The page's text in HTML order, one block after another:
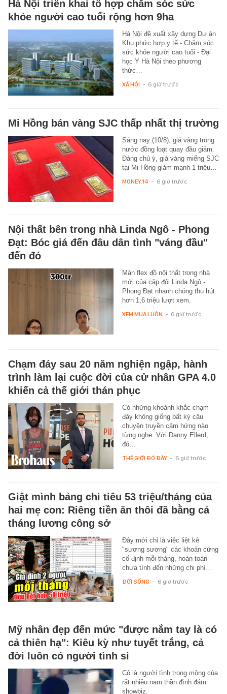
Hà Nội triển khai tổ hợp chăm sóc sức
khỏe người cao tuổi rộng hơn 9ha
Hà Nội đề xuất xây dựng Dự án
Khu phức hợp y tế - Chăm sóc
sức khỏe người cao tuổi - Đại
học Y Hà Nội theo phương
thức…
XÃ HỘI - 6 giờ trước
Mi Hồng bán vàng SJC thấp nhất thị trường
Sáng nay (10/8), giá vàng trong
nước đồng loạt quay đầu giảm.
Đáng chú ý, giá vàng miếng SJC
tại Mi Hồng giảm mạnh 1 triệu…
MONEY.14 - 6 giờ trước
Nội thất bên trong nhà Linda Ngô - Phong
Đạt: Bóc giá đến đâu dân tình "váng đầu"
đến đó
Màn flex đồ nội thất trong nhà
mới của cặp đôi Linda Ngô -
Phong Đạt nhanh chóng thu hút
hơn 1,6 triệu lượt xem.
XEM MUA LUÔN - 6 giờ trước
Chạm đáy sau 20 năm nghiện ngập, hành
trình làm lại cuộc đời của cử nhân GPA 4.0
khiến cả thế giới thán phục
Có những khoảnh khắc chạm
đáy không giống bất kỳ câu
chuyện truyền cảm hứng nào
từng nghe. Với Danny Ellerd,
đó…
THẾ GIỚI ĐÓ ĐÂY - 6 giờ trước
Giật mình bảng chi tiêu 53 triệu/tháng của
hai mẹ con: Riêng tiền ăn thôi đã bằng cả
tháng lương công sở
Đây mới chỉ là việc liệt kê
"sương sương" các khoản cứng
cố định mỗi tháng, hoàn toàn
chưa tính đến những chi phí…
ĐỜI SỐNG - 6 giờ trước
Mỹ nhân đẹp đến mức "được nắm tay là có
cả thiên hạ": Kiêu kỳ như tuyết trắng, cả
đời luôn có người tình si
Cô là người tình trong mộng của
rất nhiều nam thần đình đám
showbiz.